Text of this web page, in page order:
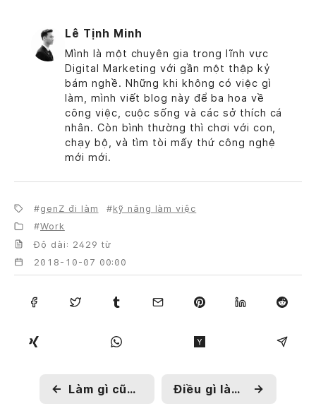
Lê Tịnh Minh
Mình là một chuyên gia trong lĩnh vực
Digital Marketing với gần một thập kỷ
bám nghề. Những khi không có việc gì
làm, mình viết blog này để ba hoa về
công việc, cuộc sống và các sở thích cá
nhân. Còn bình thường thì chơi với con,
chạy bộ, và tìm tòi mấy thứ công nghệ
mới mới.
genZ đi làm
kỹ năng làm việc
Work
Độ dài: 2429 từ
2018-10-07 00:00
← Làm gì cũng phải Khỏe Điều gì làm nên một câu chuyện lôi cuốn? →